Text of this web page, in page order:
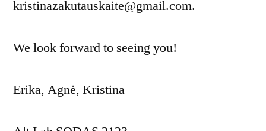
kristinazakutauskaite@gmail.com.
We look forward to seeing you!
Erika, Agnė, Kristina